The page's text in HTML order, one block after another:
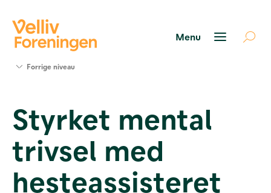
Værktøjer
og viden
Om Velliv
Foreningen
os
Forrige niveau
Styrket mental
trivsel med
hesteassisteret